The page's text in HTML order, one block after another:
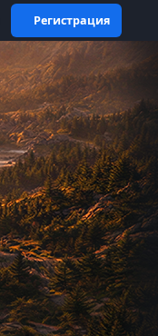
Регистрация